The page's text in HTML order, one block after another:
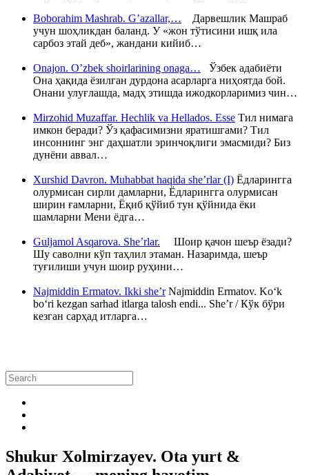
Boborahim Mashrab. G’azallar,… Дарвешлик Машраб
учун шоҳликдан баланд. У «жон тўтисини ишқ ила
сарбоз этай деб», жандани кийиб…
Onajon. O’zbek shoirlarining onaga… Ўзбек адабиёти
Она ҳақида ёзилган дурдона асарларга ниҳоятда бой.
Онани улуғлашда, мадҳ этишда ижодкорларимиз чин…
Mirzohid Muzaffar. Hechlik va Hellados. Esse Тил нимага
имкон беради? Ўз қафасимизни яратишгами? Тил
инсоннинг энг даҳшатли эринчоқлиги эмасмиди? Биз
дунёни аввал…
Xurshid Davron. Muhabbat haqida she’rlar (I) Ёдларингга
олурмисан сирли дамларни, Ёдларингга олурмисан
ширин ғамларни, Ёқиб қўйиб тун қўйнида ёки
шамларни Мени ёдга…
Guljamol Asqarova. She’rlar. Шоир қачон шеър ёзади?
Шу саволни кўп таҳлил этаман. Назаримда, шеър
туғилиши учун шоир руҳини…
Najmiddin Ermatov. Ikki she’rNajmiddin Ermatov. Ko‘k
bo‘ri kezgan sarhad itlarga talosh endi... She’r / Кўк бўри
кезган сарҳад итларга…
Shukur Xolmirzayev. Ota yurt &